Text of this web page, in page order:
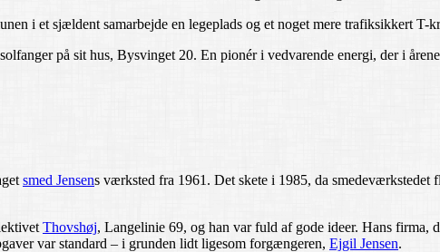
i et sjældent samarbejde en legeplads og et noget mere trafiksikkert T-
på sit hus, Bysvinget 20. En pionér i vedvarende energi, der i
smed Jensens værksted fra 1961. Det skete i 1985, da
Thovshøj, Langelinie 69, og han var fuld af gode ideer. Hans firma,
var standard – i grunden lidt ligesom forgængeren, Ejgil Jensen.